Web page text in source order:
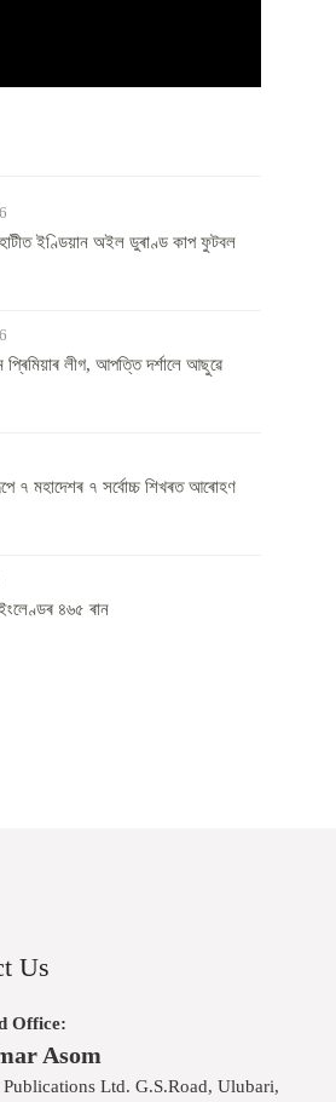
ইণ্ডিয়ান অইল ডুৰাণ্ড কাপ ফুটবল
লীগ, আপত্তি দৰ্শালে আছুৱে
৭ মহাদেশৰ ৭ সৰ্বোচ্চ শিখৰত আৰোহণ
৪৬৫ ৰান
Us
Office:
Asom
Ltd. G.S.Road, Ulubari,